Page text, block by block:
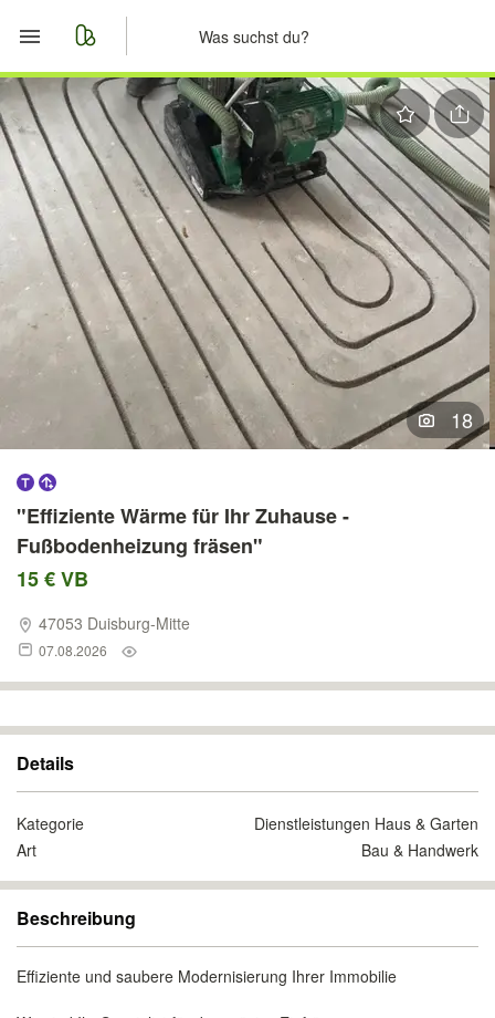
Start
Merkliste
Nachrichten
Anzeige aufgeben
18
"Effiziente Wärme für Ihr Zuhause -
Fußbodenheizung fräsen"
15 € VB
47053 Duisburg-Mitte
07.08.2026
Details
Kategorie
Dienstleistungen Haus & Garten
Art
Bau & Handwerk
Beschreibung
Effiziente und saubere Modernisierung Ihrer Immobilie